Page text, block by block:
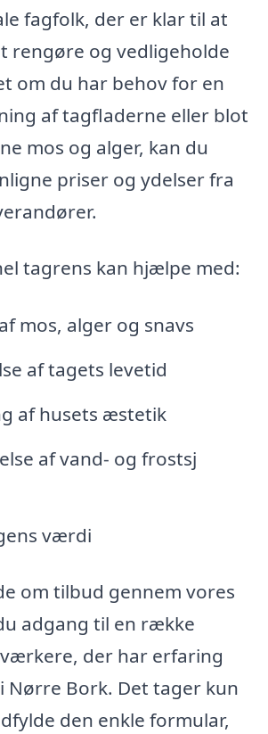
fagfolk, der er klar til at
rengøre og vedligeholde
om du har behov for en
af tagfladerne eller blot
mos og alger, kan du
priser og ydelser fra
tagrens kan hjælpe med:
mos, alger og snavs
af tagets levetid
af husets æstetik
af vand- og frostsj
værdi
om tilbud gennem vores
adgang til en række
der har erfaring
Nørre Bork. Det tager kun
den enkle formular,